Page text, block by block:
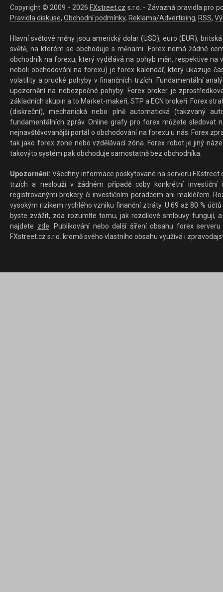
Copyright © 2009 - 2026 FXstreet.cz s.r.o. - Závazná pravidla pro
Pravidla diskuse, Obchodní podmínky, Reklama/Advertising, RSS,
Hlavní světové měny jsou americký dolar (USD), euro (EUR),
světě, na kterém se obchoduje s měnami. Forex nemá žádné
obchodník na forexu, který vydělává na pohyb měn, respektive
neboli obchodování na forexu) je forex kalendář, který ukazuje
volatility a prudké pohyby v finančních trzích. Fundamentální
upozornění na nebezpečné pohyby. Forex broker je
základních skupin a to Market-makeři, STP a ECN brokeři. Forex
(diskreční), mechanická nebo plně automatická (takzvaný
fundamentálních zpráv. Online grafy pro forex můžete sledovat
nejnavštěvovanější portál o obchodování na forexu u nás. Forex
tak jako forex zone nebo vzdělávací zóna. Forex robot je jiný
takovýto systém pak obchoduje samostatně bez obchodníka.
Upozornění: Všechny informace poskytované na serveru
trzích a neslouží v žádném případě coby konkrétní investiční
registrovanými brokery či investičním poradcem ani makléřem.
vysokým rizikem rychlého vzniku finanční ztráty. U 69 až 80 %
byste zvážit, zda rozumíte tomu, jak rozdílové smlouvy fungují,
najdete zde. Publikování nebo další šíření obsahu forex
FXstreet.cz s.r.o. kromě svého vlastního obsahu využívá i